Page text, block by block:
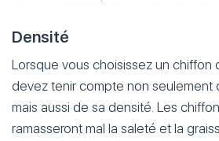
Densité
Lorsque vous choisissez un chiffon
devez tenir compte non seulement
mais aussi de sa densité. Les
ramasseront mal la saleté et la